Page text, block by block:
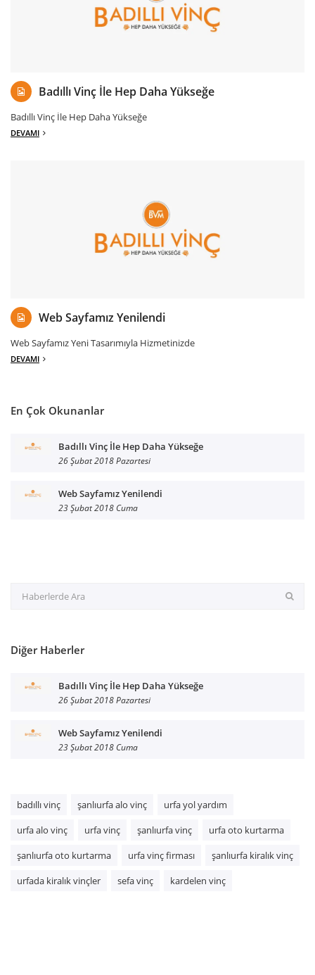
Badıllı Vinç İle Hep Daha Yükseğe
Badıllı Vinç İle Hep Daha Yükseğe
DEVAMI
Web Sayfamız Yenilendi
Web Sayfamız Yeni Tasarımıyla Hizmetinizde
DEVAMI
En Çok Okunanlar
Badıllı Vinç İle Hep Daha Yükseğe
26 Şubat 2018 Pazartesi
Web Sayfamız Yenilendi
23 Şubat 2018 Cuma
Diğer Haberler
Badıllı Vinç İle Hep Daha Yükseğe
26 Şubat 2018 Pazartesi
Web Sayfamız Yenilendi
23 Şubat 2018 Cuma
badıllı vinç şanlıurfa alo vinç
urfa yol yardım
urfa alo vinç
urfa vinç şanlıurfa vinç
urfa oto kurtarma
şanlıurfa oto kurtarma
urfa vinç firması
şanlıurfa kiralık vinç
urfada kiralık vinçler
sefa vinç kardelen vinç